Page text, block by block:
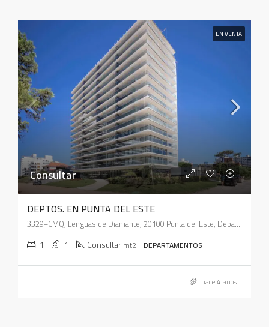
EN VENTA
Consultar
DEPTOS. EN PUNTA DEL ESTE
3329+CMQ, Lenguas de Diamante, 20100 Punta del Este, Departamento de Maldonado, Uruguay
1 1 Consultarmt2 DEPARTAMENTOS
hace 4 años